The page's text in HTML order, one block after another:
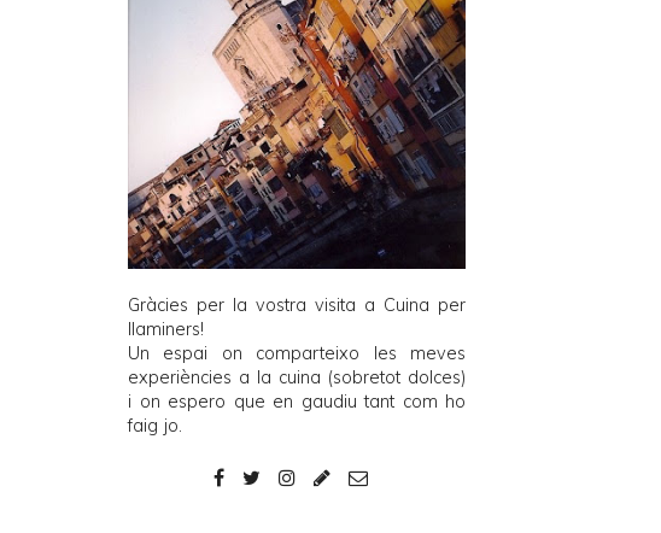
Gràcies per la vostra visita a Cuina per
llaminers!
Un espai on comparteixo les meves
experiències a la cuina (sobretot dolces)
i on espero que en gaudiu tant com ho
faig jo.